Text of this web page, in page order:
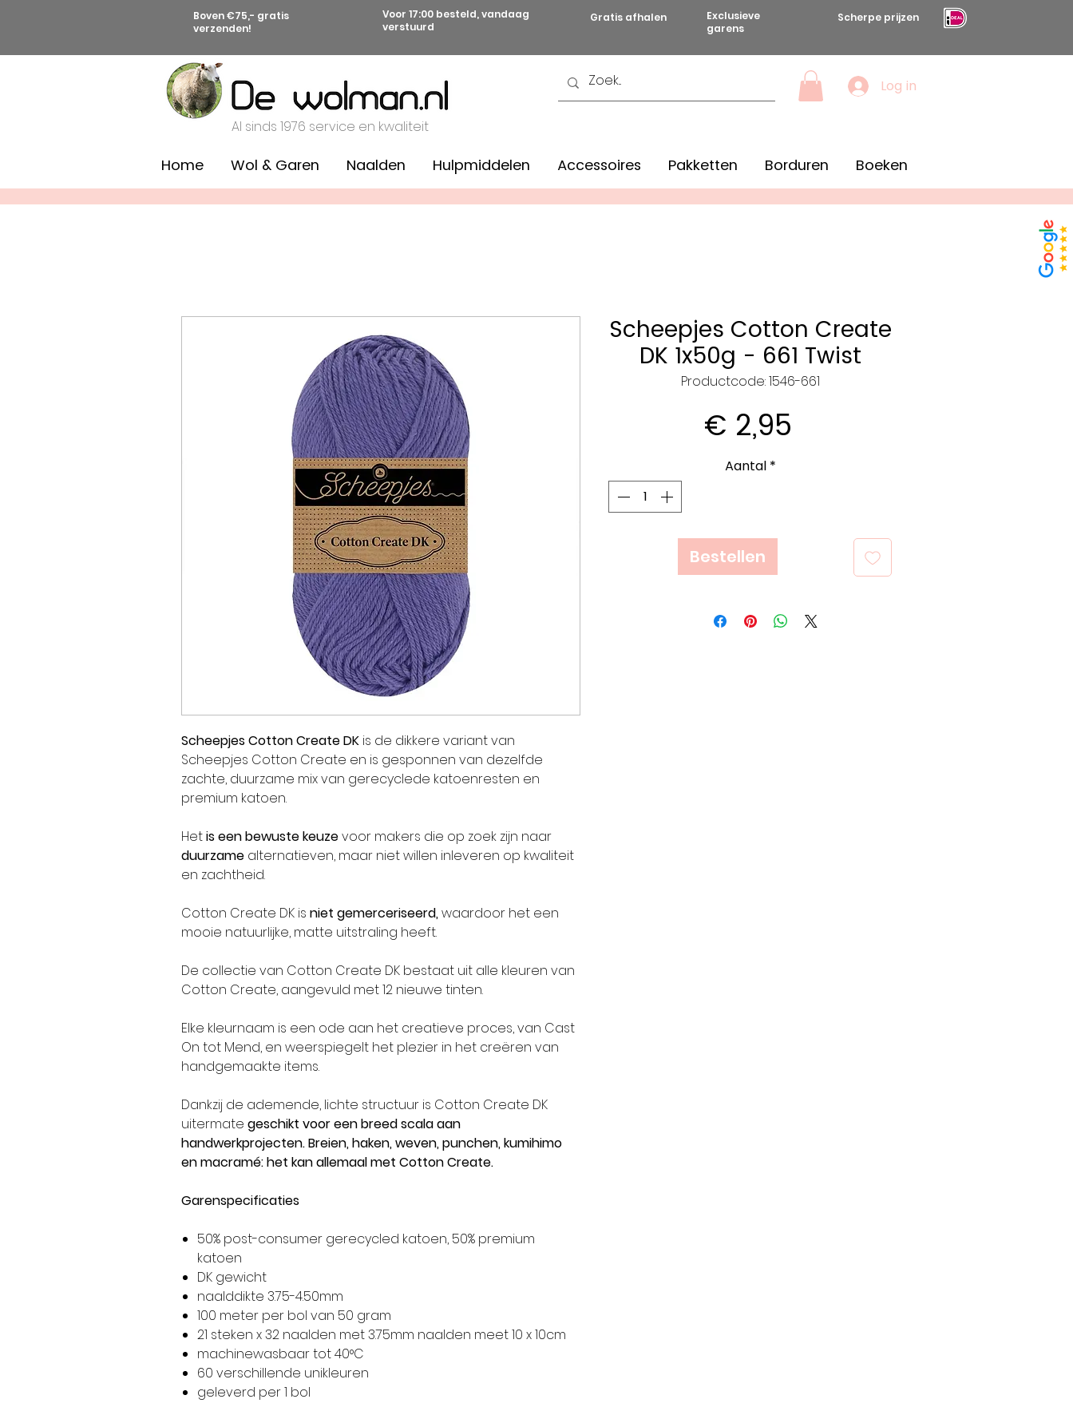
Boven €75,- gratis
verzenden!
Voor 17:00 besteld, vandaag
verstuurd
Gratis afhalen
Exclusieve
garens
Scherpe prijzen
Al sinds 1976 service en kwaliteit
Log in
Home Wol & Garen Naalden Hulpmiddelen Accessoires Pakketten Borduren Boeken
Scheepjes Cotton Create DK is de dikkere variant van
Scheepjes Cotton Create en is gesponnen van dezelfde
zachte, duurzame mix van gerecyclede katoenresten en
premium katoen.
Hetis een bewuste keuzevoor makers die op zoek zijn naar
duurzame alternatieven, maar niet willen inleveren op kwaliteit
en zachtheid.
Cotton Create DK is niet gemerceriseerd,waardoor het een
mooie natuurlijke, matte uitstraling heeft.
De collectie van Cotton Create DK bestaat uit alle kleuren van
Cotton Create, aangevuld met 12 nieuwe tinten.
Elke kleurnaam is een ode aan het creatieve proces, van Cast
On tot Mend, en weerspiegelt het plezier in het creëren van
handgemaakte items.
Dankzij de ademende, lichte structuur is Cotton Create DK
uitermate geschikt voor een breed scala aan
handwerkprojecten. Breien, haken, weven, punchen, kumihimo
en macramé: het kan allemaal met Cotton Create.
Garenspecificaties
50% post-consumer gerecycled katoen, 50% premium
katoen
DK gewicht
naalddikte 3.75-4.50mm
100 meter per bol van 50 gram
21 steken x 32 naalden met 3.75mm naalden meet 10 x 10cm
machinewasbaar tot 40°C
60 verschillende unikleuren
geleverd per 1 bol
Scheepjes Cotton Create
DK 1x50g - 661 Twist
Productcode: 1546-661
€ 2,95
Aantal *
Bestellen